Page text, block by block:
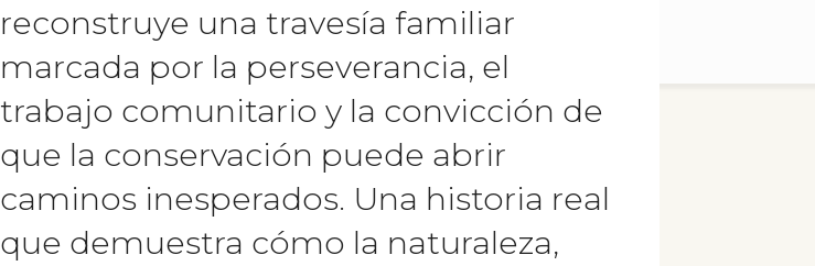
reconstruye una travesía familiar
marcada por la perseverancia, el
trabajo comunitario y la convicción de
que la conservación puede abrir
caminos inesperados. Una historia real
que demuestra cómo la naturaleza,